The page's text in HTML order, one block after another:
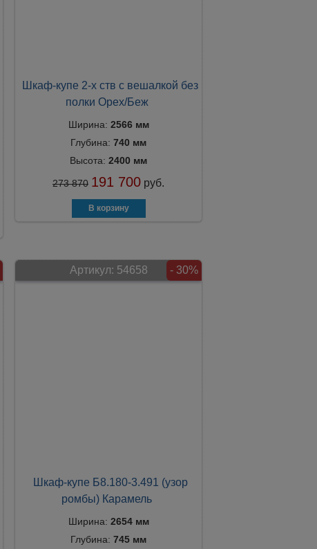
Шкаф-купе 2-х ств с вешалкой без
полки Орех/Беж
Ширина: 2566 мм
Глубина: 740 мм
Высота: 2400 мм
273 870 191 700 руб.
Артикул: 54658 - 30%
Шкаф-купе Б8.180-3.491 (узор
ромбы) Карамель
Ширина: 2654 мм
Глубина: 745 мм